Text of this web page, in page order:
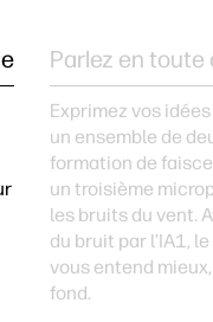
Parlez en
Exprimez vos
un ensemble de
formation de
un troisième
les bruits du vent.
du bruit par l’IA1,
vous entend
fond.